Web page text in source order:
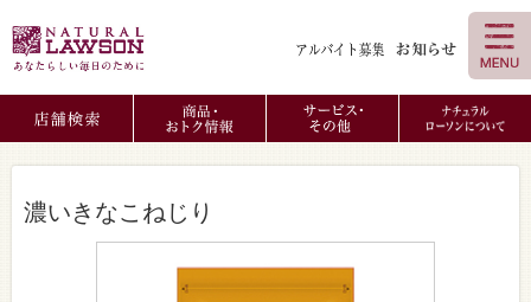
濃いきなこねじり